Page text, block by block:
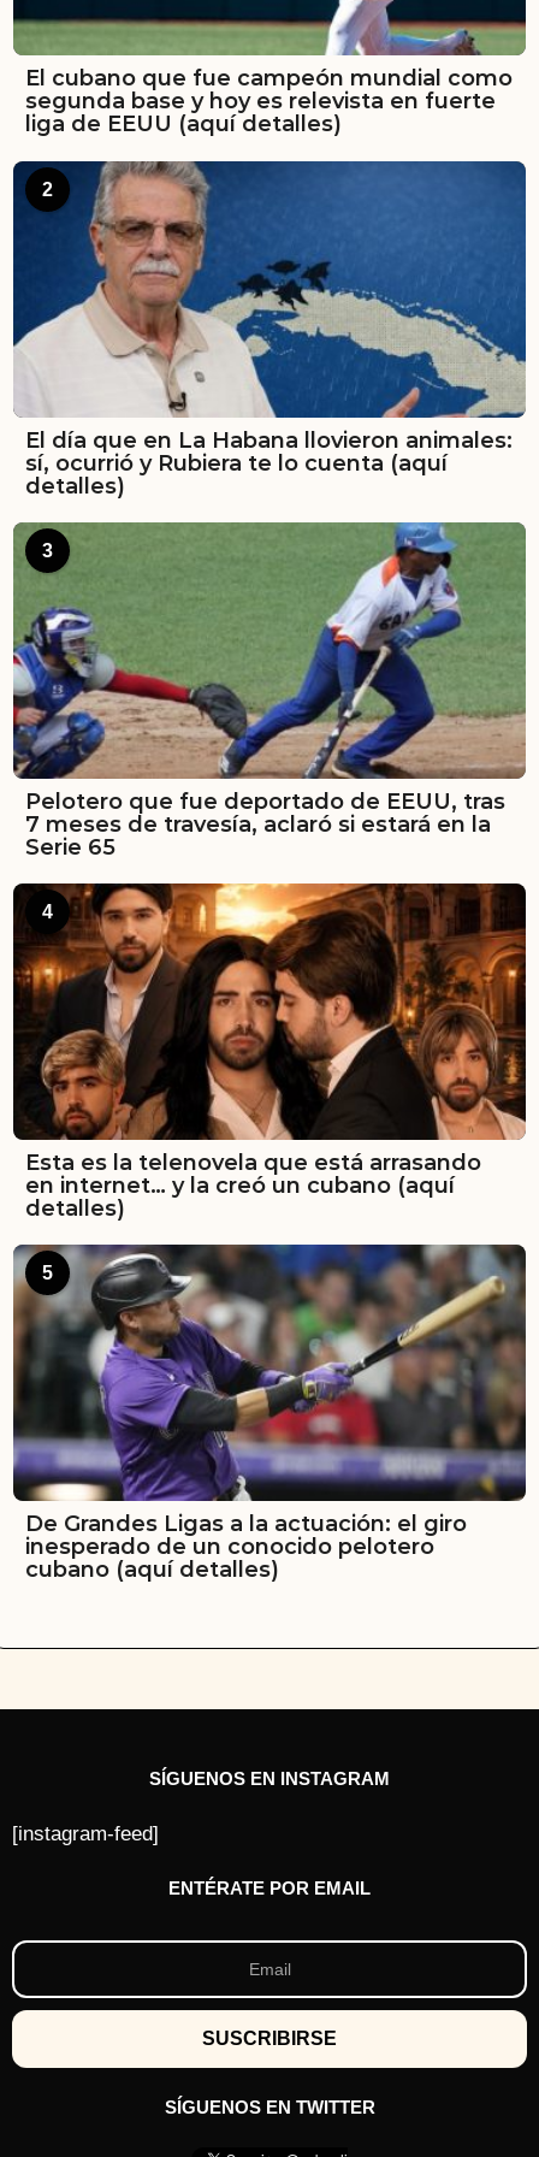
El cubano que fue campeón mundial como
segunda base y hoy es relevista en fuerte
liga de EEUU (aquí detalles)
2
El día que en La Habana llovieron animales:
sí, ocurrió y Rubiera te lo cuenta (aquí
detalles)
3
Pelotero que fue deportado de EEUU, tras
7 meses de travesía, aclaró si estará en la
Serie 65
4
Esta es la telenovela que está arrasando
en internet… y la creó un cubano (aquí
detalles)
5
De Grandes Ligas a la actuación: el giro
inesperado de un conocido pelotero
cubano (aquí detalles)
SÍGUENOS EN INSTAGRAM
[instagram-feed]
ENTÉRATE POR EMAIL
SÍGUENOS EN TWITTER